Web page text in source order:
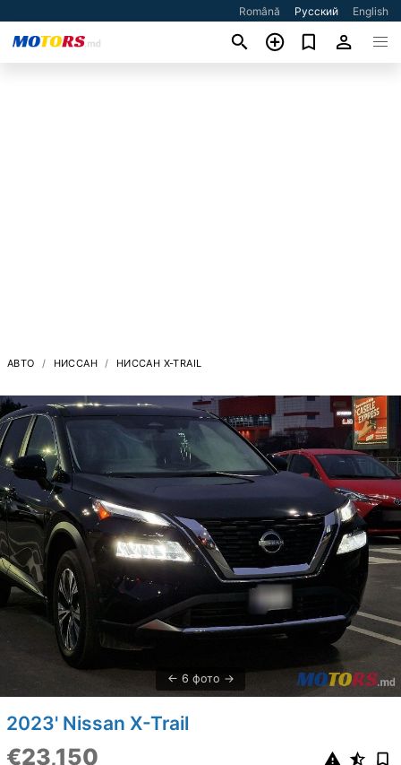
Română Русский English
АВТО НИССАН НИССАН X-TRAIL
6 фото
2023' Nissan X-Trail
€23,150